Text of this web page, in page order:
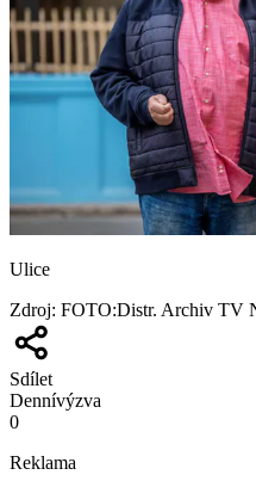
Ulice
Zdroj: FOTO:Distr. Archiv TV
Sdílet
Dennívýzva
0
Reklama